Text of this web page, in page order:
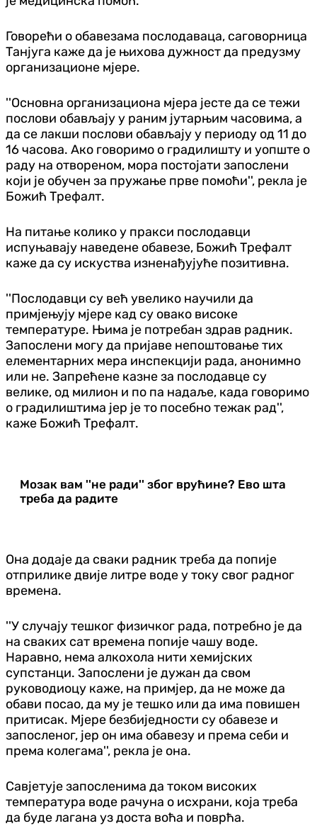
Говорећи о обавезама послодаваца, саговорница
Танјуга каже да је њихова дужност да предузму
организационе мјере.
''Основна организациона мјера јесте да се тежи
послови обављају у раним јутарњим часовима, а
да се лакши послови обављају у периоду од 11 до
16 часова. Ако говоримо о градилишту и уопште о
раду на отвореном, мора постојати запослени
који је обучен за пружање прве помоћи'', рекла је
Божић Трефалт.
На питање колико у пракси послодавци
испуњавају наведене обавезе, Божић Трефалт
каже да су искуства изненађујуће позитивна.
''Послодавци су већ увелико научили да
примјењују мјере кад су овако високе
температуре. Њима је потребан здрав радник.
Запослени могу да пријаве непоштовање тих
елементарних мера инспекцији рада, анонимно
или не. Запрећене казне за послодавце су
велике, од милион и по па надаље, када говоримо
о градилиштима јер је то посебно тежак рад'',
каже Божић Трефалт.
Мозак вам ''не ради'' због врућине? Ево шта
треба да радите
Она додаје да сваки радник треба да попије
отприлике двије литре воде у току свог радног
времена.
''У случају тешког физичког рада, потребно је да
на сваких сат времена попије чашу воде.
Наравно, нема алкохола нити хемијских
супстанци. Запослени је дужан да свом
руководиоцу каже, на примјер, да не може да
обави посао, да му је тешко или да има повишен
притисак. Мјере безбиједности су обавезе и
запосленог, јер он има обавезу и према себи и
према колегама'', рекла је она.
Савјетује запосленима да током високих
температура воде рачуна о исхрани, која треба
да буде лагана уз доста воћа и поврћа.